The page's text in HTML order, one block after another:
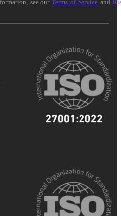
see ourTerms of Service and